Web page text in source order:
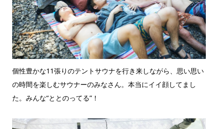
個性豊かな11張りのテントサウナを行き来しながら、思い思い
の時間を楽しむサウナーのみなさん。本当にイイ顔してまし
た。みんな“ととのってる”！